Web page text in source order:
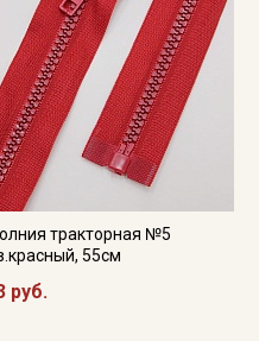
тракторная №5
55см
руб.